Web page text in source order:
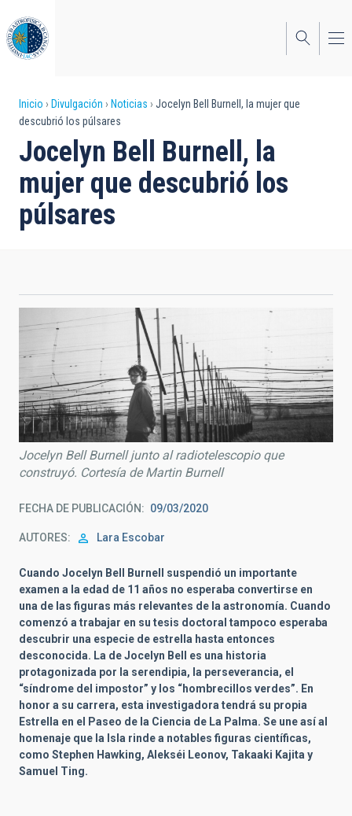
al
contenido
principal
Sobrescribir
enlaces
de
ayuda
a
Inicio Divulgación Noticias
Jocelyn Bell Burnell, la mujer que
descubrió los púlsares
Jocelyn Bell Burnell, la
mujer que descubrió los
púlsares
Jocelyn Bell Burnell junto al radiotelescopio que
construyó. Cortesía de Martin Burnell
FECHA DE PUBLICACIÓN 09/03/2020
AUTORES Lara Escobar
Cuando Jocelyn Bell Burnell suspendió un importante
examen a la edad de 11 años no esperaba convertirse en
una de las figuras más relevantes de la astronomía. Cuando
comenzó a trabajar en su tesis doctoral tampoco esperaba
descubrir una especie de estrella hasta entonces
desconocida. La de Jocelyn Bell es una historia
protagonizada por la serendipia, la perseverancia, el
“síndrome del impostor” y los “hombrecillos verdes”. En
honor a su carrera, esta investigadora tendrá su propia
Estrella en el Paseo de la Ciencia de La Palma. Se une así al
homenaje que la Isla rinde a notables figuras científicas,
como Stephen Hawking, Alekséi Leonov, Takaaki Kajita y
Samuel Ting.